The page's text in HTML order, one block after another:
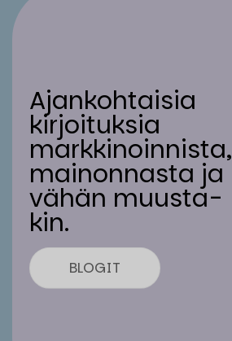
Ajan­koh­tai­sia
kir­joi­tuk­sia
mark­ki­noin­nis­ta,
mai­non­nas­ta ja
vä­hän muus­ta­
kin.
BLOGIT